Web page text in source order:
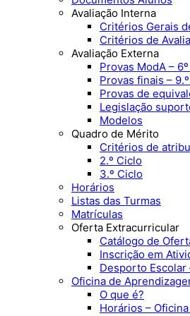
Avaliação Interna
Critérios Gerais
Critérios de
Avaliação Externa
Provas ModA –
Provas finais –
Provas de
Legislação
Modelos
Quadro de Mérito
Critérios de
2.º Ciclo
3.º Ciclo
Horários
Listas das Turmas
Matrículas
Oferta Extracurricular
Catálogo de
Inscrição em
Desporto
Oficina de
O que é?
Horários –